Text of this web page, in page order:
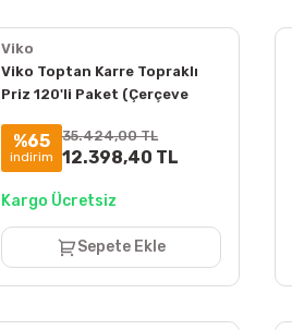
Viko
Viko Toptan Karre Topraklı
Priz 120'li Paket (Çerçeve
%65
indirim
35.424,00 TL
12.398,40 TL
Kargo Ücretsiz
Sepete Ekle